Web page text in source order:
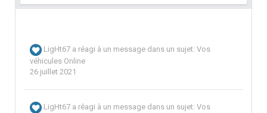
LigHt67 a réagi à un message dans un sujet: Vos
véhicules Online
26 juillet 2021
LigHt67 a réagi à un message dans un sujet: Vos